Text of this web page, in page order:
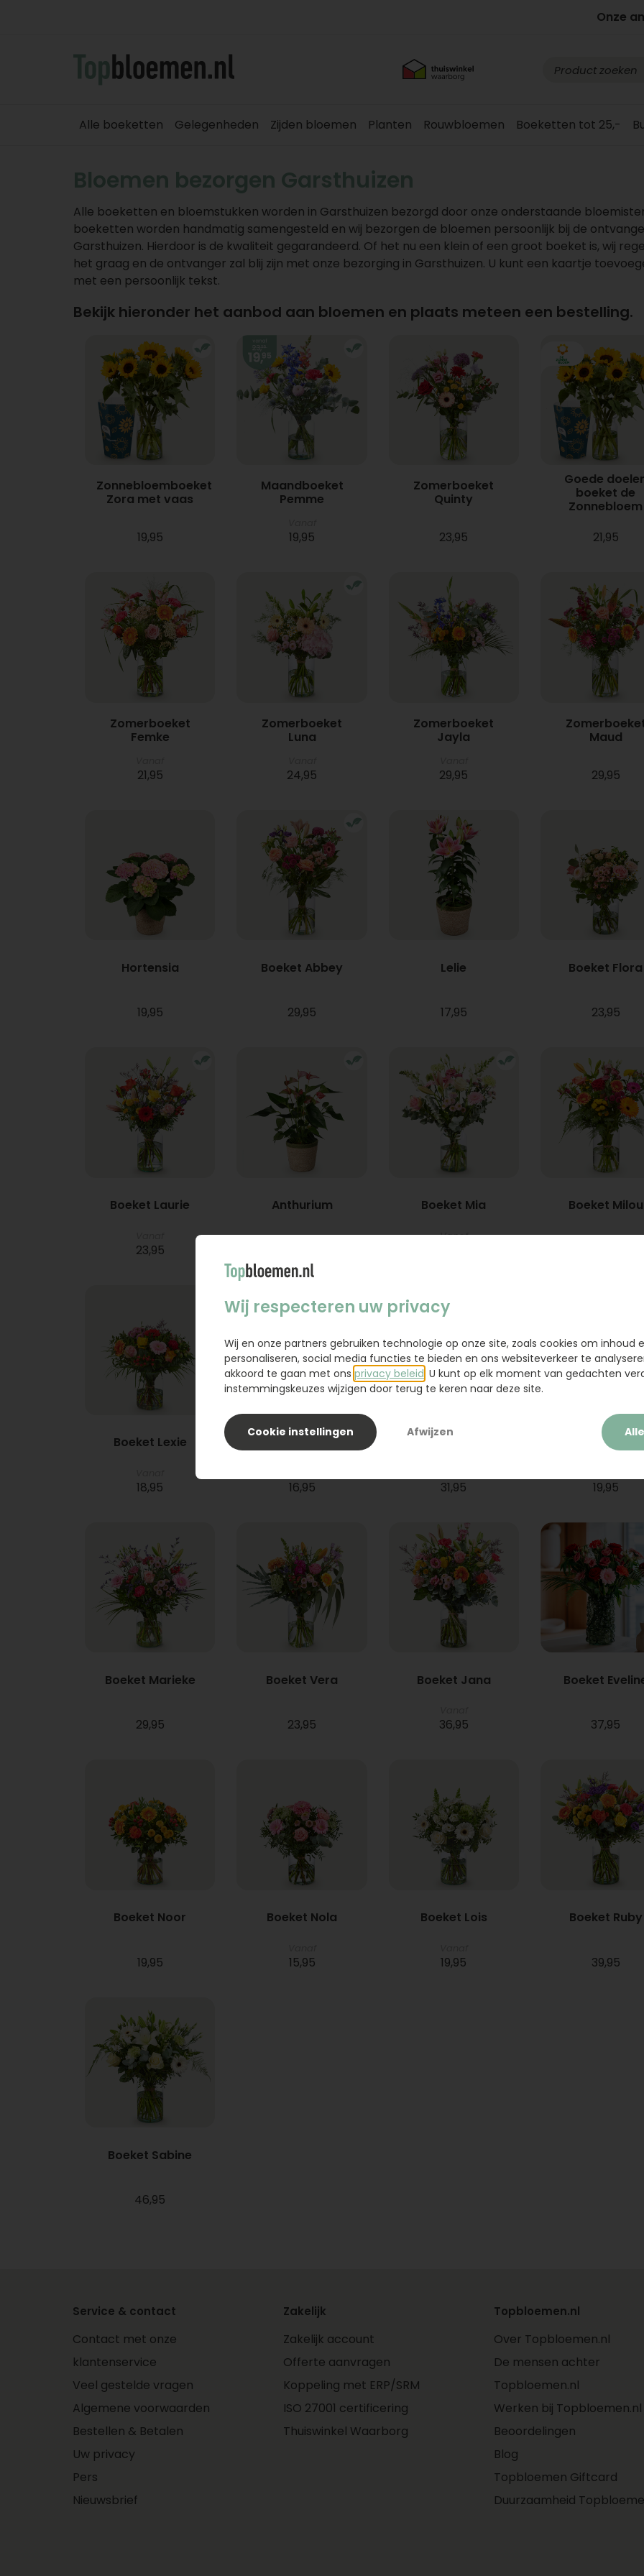
Onze
Alle boeketten Gelegenheden Zijden bloemen Planten Rouwbloemen Boeketten tot 25,-
Bloemen bezorgen Garsthuizen
Alle boeketten en bloemstukken worden in Garsthuizen bezorgd door onze onderstaande
boeketten worden handmatig samengesteld en wij bezorgen de bloemen persoonlijk bij de
Garsthuizen. Hierdoor is de kwaliteit gegarandeerd. Of het nu een klein of een groot boeket is, wij
het graag en de ontvanger zal blij zijn met onze bezorging in Garsthuizen. U kunt een kaartje
met een persoonlijk tekst.
Bekijk hieronder het aanbod aan bloemen en plaats meteen een bestelling.
Zonnebloemboeket
Zora met vaas
19,95
Maandboeket
Pemme
19,95
Zomerboeket
Quinty
23,95
Goede
boeket de
Zonnebloem
21,95
Zomerboeket
Femke
21,95
Zomerboeket
Luna
24,95
Zomerboeket
Jayla
29,95
Maud
29,95
Hortensia
19,95
Boeket Abbey
29,95
Lelie
17,95
Boeket Flora
23,95
Boeket Laurie
23,95
Anthurium Boeket Mia
Vanaf
Boeket Milou
Boeket Lexie
18,95
Phlebodium
16,95
Boeket Raya
31,95
Sanseveria
19,95
Boeket Marieke
29,95
Boeket Vera
23,95
Boeket Jana
36,95
Boeket
37,95
Boeket Noor
19,95
Boeket Nola
15,95
Boeket Lois
19,95
Boeket Ruby
39,95
Boeket Sabine
46,95
Service & contact
Contact met onze
klantenservice
Veel gestelde vragen
Algemene voorwaarden
Bestellen & Betalen
Uw privacy
Pers
Nieuwsbrief
Zakelijk
Zakelijk account
Offerte aanvragen
Koppeling met ERP/SRM
ISO 27001 certificering
Thuiswinkel Waarborg
Topbloemen.nl
Over Topbloemen.nl
De mensen achter
Topbloemen.nl
Werken bij Topbloemen.nl
Beoordelingen
Blog
Topbloemen Giftcard
Duurzaamheid
Wij respecteren uw privacy
Wij en onze partners gebruiken technologie op onze site, zoals cookies om inhoud
personaliseren, social media functies te bieden en ons websiteverkeer te
akkoord te gaan met ons privacy beleid . U kunt op elk moment van gedachten
instemmingskeuzes wijzigen door terug te keren naar deze site.
Cookie instellingen Afwijzen